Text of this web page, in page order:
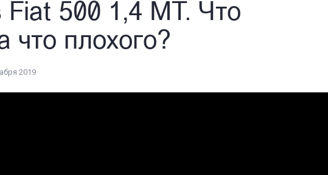
Fiat 500 1,4 МТ. Что
что плохого?
2019